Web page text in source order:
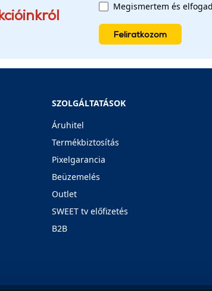
Megismertem és
Feliratkozom
SZOLGÁLTATÁSOK
Áruhitel
Termékbiztosítás
Pixelgarancia
Beüzemelés
Outlet
SWEET tv előfizetés
B2B